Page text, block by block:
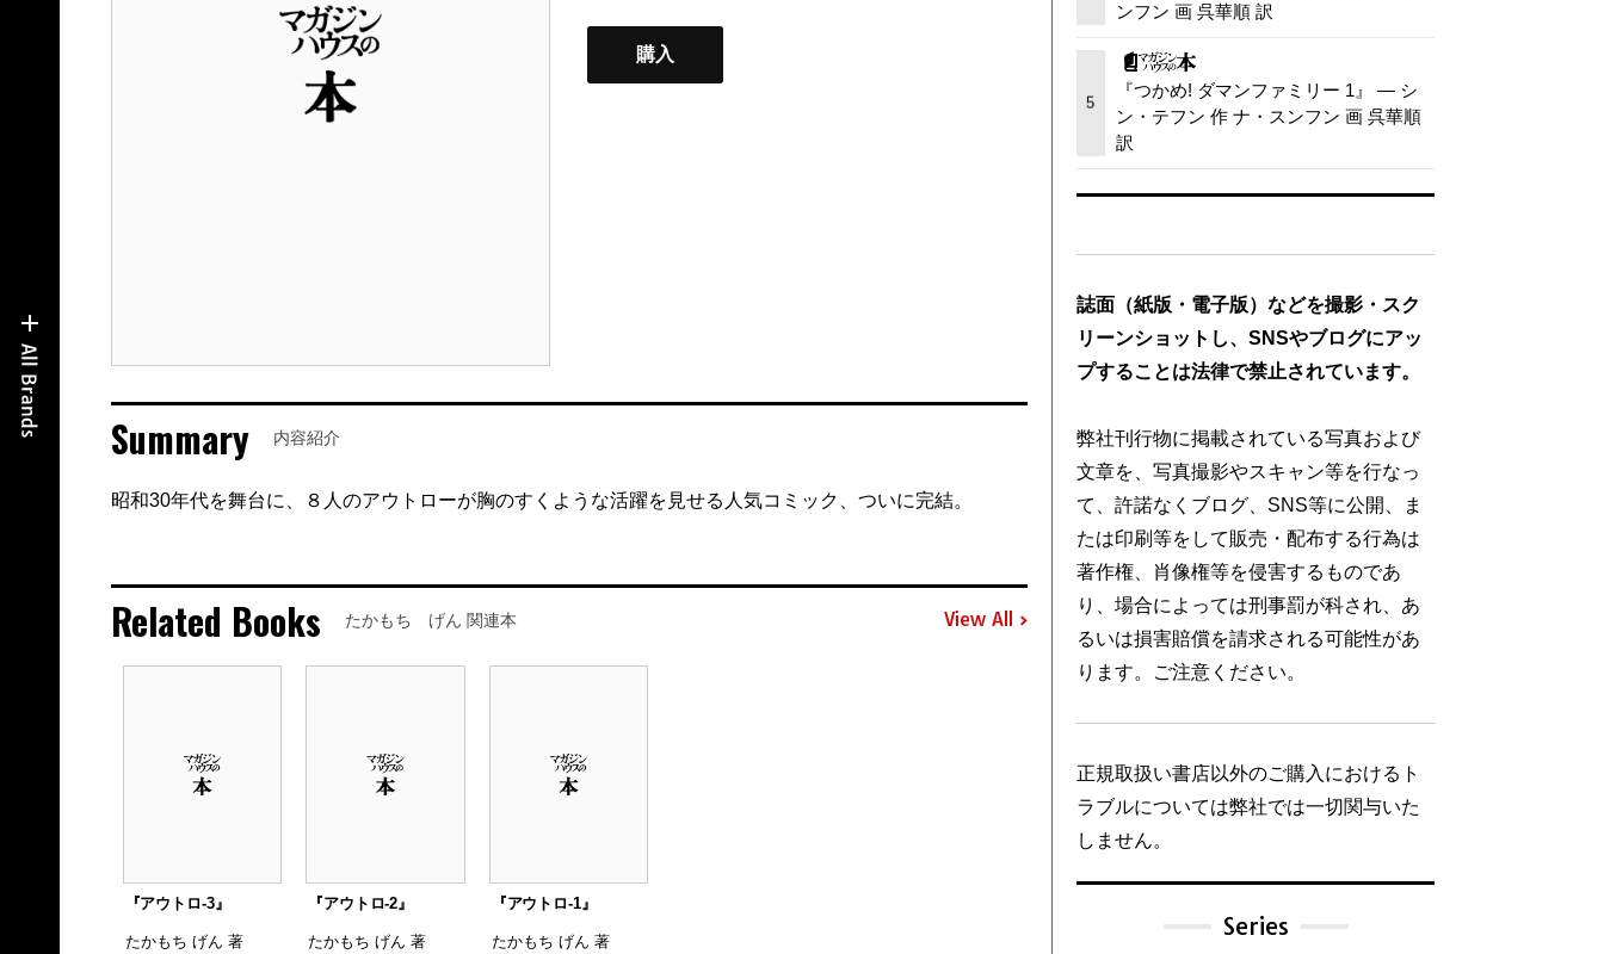
購入
Summary 内容紹介
昭和30年代を舞台に、８人のアウトローが胸のすくような活躍を見せる人気コミック、ついに完結。
Related Books たかもち げん 関連本 View All
『アウトロ-3』
たかもち げん 著
『アウトロ-2』
たかもち げん 著
『アウトロ-1』
たかもち げん 著
ンフン 画 呉華順 訳
5
『つかめ! ダマンファミリー 1』 — シ
ン・テフン 作 ナ・スンフン 画 呉華順
訳
誌面（紙版・電子版）などを撮影・スク
リーンショットし、SNSやブログにアッ
プすることは法律で禁止されています。
弊社刊行物に掲載されている写真および
文章を、写真撮影やスキャン等を行なっ
て、許諾なくブログ、SNS等に公開、ま
たは印刷等をして販売・配布する行為は
著作権、肖像権等を侵害するものであ
り、場合によっては刑事罰が科され、あ
るいは損害賠償を請求される可能性があ
ります。ご注意ください。
正規取扱い書店以外のご購入におけるト
ラブルについては弊社では一切関与いた
しません。
Series